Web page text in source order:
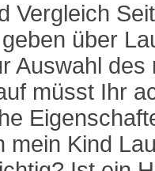
Vergleich
über
Auswahl
müsst Ihr
mein Kind